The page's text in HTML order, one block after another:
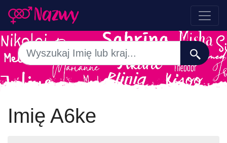
Imię A6ke